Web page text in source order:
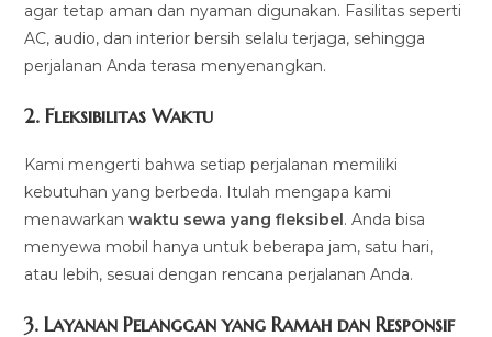
agar tetap aman dan nyaman digunakan. Fasilitas seperti
AC, audio, dan interior bersih selalu terjaga, sehingga
perjalanan Anda terasa menyenangkan.
2.Fleksibilitas Waktu
Kami mengerti bahwa setiap perjalanan memiliki
kebutuhan yang berbeda. Itulah mengapa kami
menawarkanwaktu sewa yang fleksibel. Anda bisa
menyewa mobil hanya untuk beberapa jam, satu hari,
atau lebih, sesuai dengan rencana perjalanan Anda.
3.Layanan Pelanggan yang Ramah dan Responsif